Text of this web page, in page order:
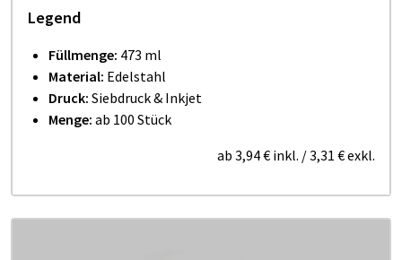
Legend
Füllmenge: 473 ml
Material: Edelstahl
Druck: Siebdruck & Inkjet
Menge: ab 100 Stück
ab 3,94 € inkl. /3,31 €exkl.